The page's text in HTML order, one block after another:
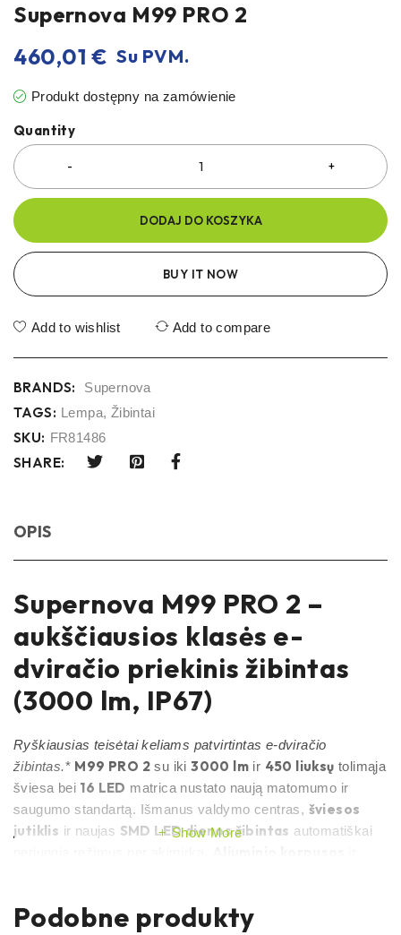
Supernova M99 PRO 2
460,01€ Su PVM.
Produkt dostępny na zamówienie
Quantity
DODAJ DO KOSZYKA
BUY IT NOW
Add to wishlist Add to compare
BRANDS: Supernova
TAGS: Lempa, Žibintai
SKU: FR81486
SHARE:
OPIS
Supernova M99 PRO 2 –
aukščiausios klasės e-
dviračio priekinis žibintas
(3000 lm, IP67)
Ryškiausias teisėtai keliams patvirtintas e-dviračio
žibintas.* M99 PRO 2 su iki3000 lm ir 450 liuksų tolimąja
šviesa bei 16 LED matrica nustato naują matomumo ir
saugumo standartą. Išmanus valdymo centras, šviesos
jutiklis ir naujas SMD LED dienos žibintas automatiškai
Vokietijoje– griežta kokybės kontrolė nuo medžiagų iki
Show More
Podobne produkty